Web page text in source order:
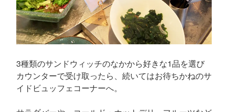
3種類のサンドウィッチのなかから好きな1品を選び
カウンターで受け取ったら、続いてはお待ちかねのサ
イドビュッフェコーナーへ。